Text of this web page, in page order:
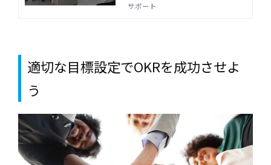
責任感を1~3ヶ月で身に付けます。
サポート
適切な目標設定でOKRを成功させよ
う